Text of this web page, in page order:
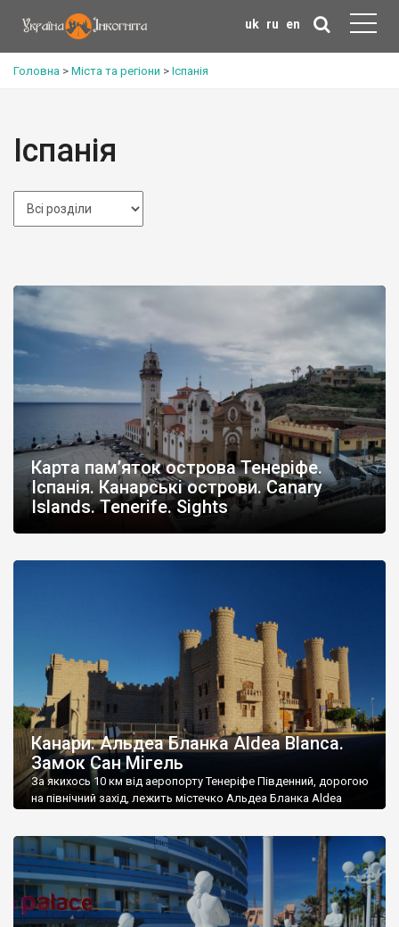
uk ru en
Головна > Міста та регіони > Іспанія
Іспанія
Карта пам’яток острова Тенеріфе.
Іспанія. Канарські острови. Canary
Islands. Tenerife. Sights
Канари. Альдеа Бланка Aldea Blanca.
Замок Сан Мігель
За якихось 10 км від аеропорту Тенеріфе Південний, дорогою
на північний захід, лежить містечко Альдеа Бланка Aldea